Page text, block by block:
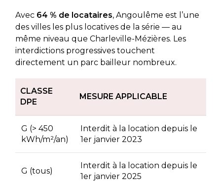
Avec 64 % de locataires, Angoulême est l’une
des villes les plus locatives de la série — au
même niveau que Charleville-Mézières. Les
interdictions progressives touchent
directement un parc bailleur nombreux.
CLASSE
DPE
MESURE APPLICABLE
G (> 450
kWh/m²/an)
Interdit à la location depuis le
1er janvier 2023
G (tous)
Interdit à la location depuis le
1er janvier 2025